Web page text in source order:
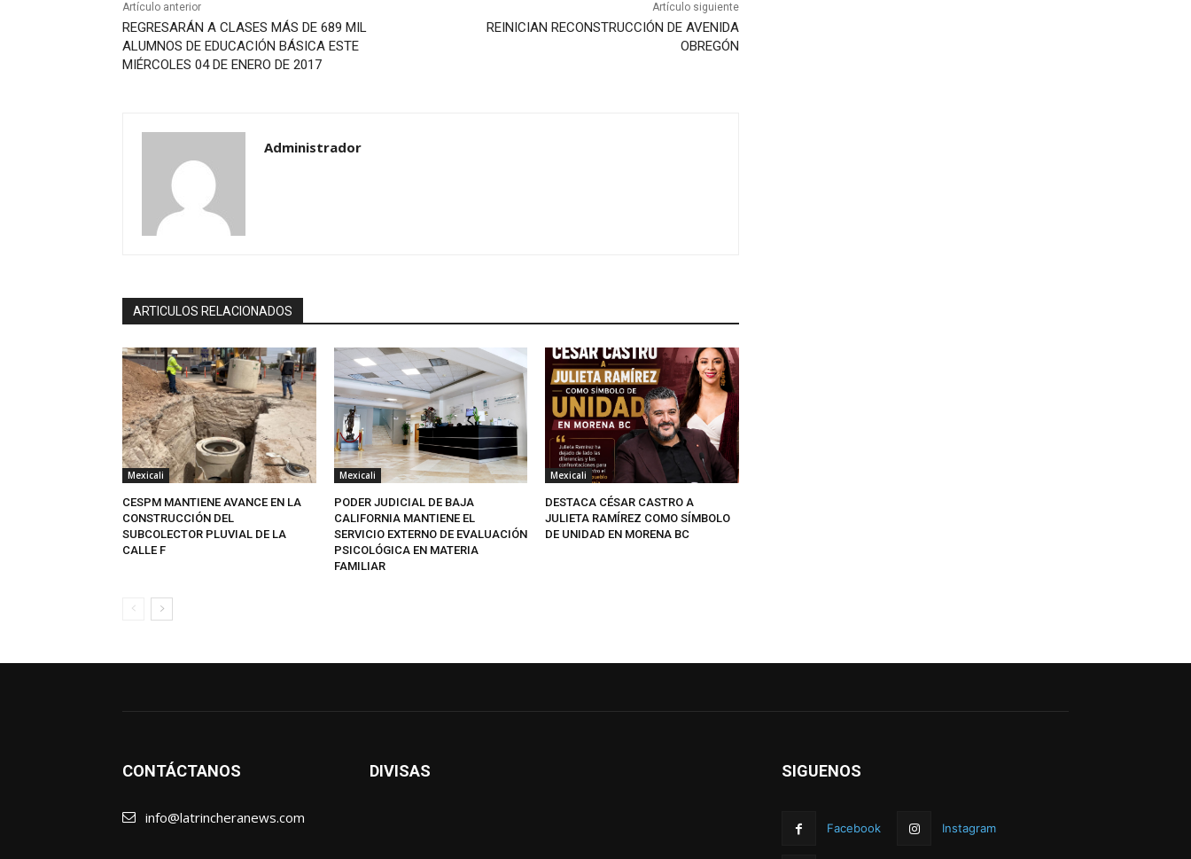
Artículo anterior
REGRESARÁN A CLASES MÁS DE 689 MIL
ALUMNOS DE EDUCACIÓN BÁSICA ESTE
MIÉRCOLES 04 DE ENERO DE 2017
Artículo siguiente
REINICIAN RECONSTRUCCIÓN DE AVENIDA
OBREGÓN
Administrador
ARTICULOS RELACIONADOS
Mexicali
CESPM MANTIENE AVANCE EN LA
CONSTRUCCIÓN DEL
SUBCOLECTOR PLUVIAL DE LA
CALLE F
Mexicali
PODER JUDICIAL DE BAJA
CALIFORNIA MANTIENE EL
SERVICIO EXTERNO DE EVALUACIÓN
PSICOLÓGICA EN MATERIA
FAMILIAR
Mexicali
DESTACA CÉSAR CASTRO A
JULIETA RAMÍREZ COMO SÍMBOLO
DE UNIDAD EN MORENA BC
CONTÁCTANOS
info@latrincheranews.com
DIVISAS SIGUENOS
Facebook Instagram